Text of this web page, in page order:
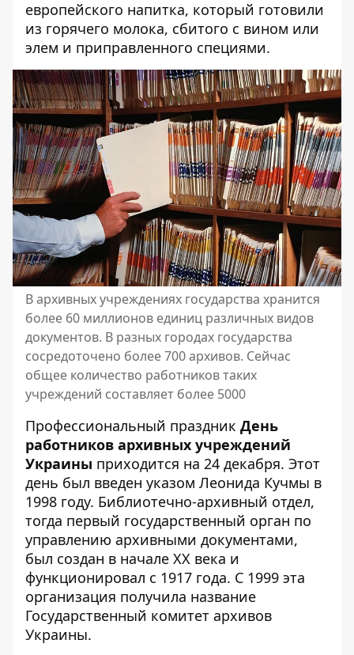
европейского напитка, который готовили
из горячего молока, сбитого с вином или
элем и приправленного специями.
В архивных учреждениях государства хранится
более 60 миллионов единиц различных видов
документов. В разных городах государства
сосредоточено более 700 архивов. Сейчас
общее количество работников таких
учреждений составляет более 5000
Профессиональный праздник День
работников архивных учреждений
Украины приходится на 24 декабря. Этот
день был введен указом Леонида Кучмы в
1998 году. Библиотечно-архивный отдел,
тогда первый государственный орган по
управлению архивными документами,
был создан в начале XX века и
функционировал с 1917 года. С 1999 эта
организация получила название
Государственный комитет архивов
Украины.